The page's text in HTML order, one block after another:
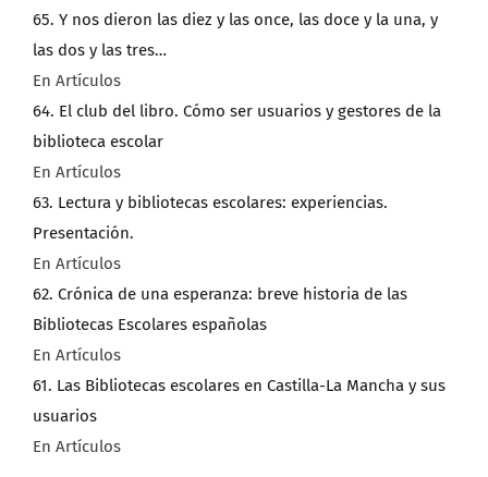
65. Y nos dieron las diez y las once, las doce y la una, y
las dos y las tres…
En Artículos
64. El club del libro. Cómo ser usuarios y gestores de la
biblioteca escolar
En Artículos
63. Lectura y bibliotecas escolares: experiencias.
Presentación.
En Artículos
62. Crónica de una esperanza: breve historia de las
Bibliotecas Escolares españolas
En Artículos
61. Las Bibliotecas escolares en Castilla-La Mancha y sus
usuarios
En Artículos